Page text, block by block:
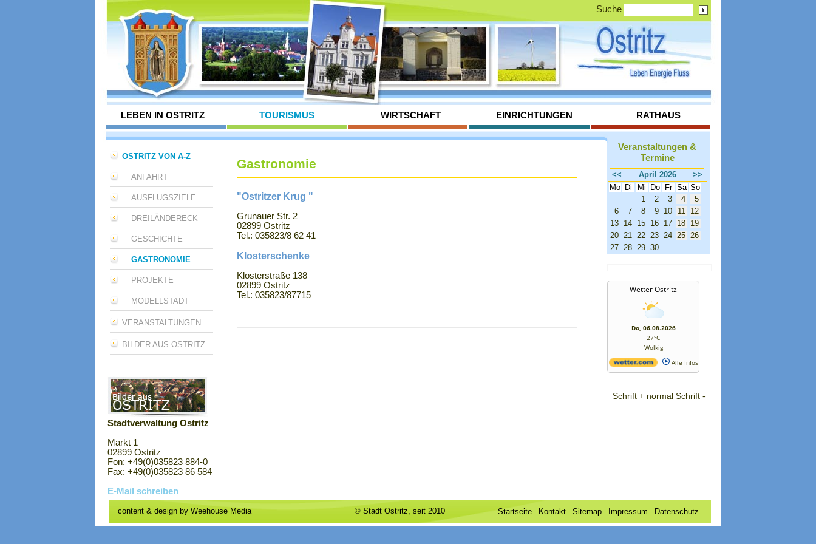
Suche
LEBEN IN OSTRITZ TOURISMUS WIRTSCHAFT EINRICHTUNGEN RATHAUS
OSTRITZ VON A-Z
ANFAHRT
AUSFLUGSZIELE
DREILÄNDERECK
GESCHICHTE
GASTRONOMIE
PROJEKTE
MODELLSTADT
VERANSTALTUNGEN
BILDER AUS OSTRITZ
Stadtverwaltung Ostritz
Markt 1
02899 Ostritz
Fon: +49(0)035823 884-0
Fax: +49(0)035823 86 584
E-Mail schreiben
Gastronomie
"Ostritzer Krug "
Grunauer Str. 2
02899 Ostritz
Tel.: 035823/8 62 41
Klosterschenke
Klosterstraße 138
02899 Ostritz
Tel.: 035823/87715
Veranstaltungen &
Termine
<< April 2026
>>
Mo
Di Mi Do Fr Sa So
1
2 3 4
5
6
7 8 9 10 11
12
13
14 15 16 17 18
19
20
21 22 23 24 25
26
27
28 29 30
Wetter Ostritz
Do, 06.08.2026
27°C
Wolkig
Alle Infos
Schrift + normal Schrift -
content & design by Weehouse Media © Stadt Ostritz, seit 2010 Startseite Kontakt Sitemap Impressum Datenschutz